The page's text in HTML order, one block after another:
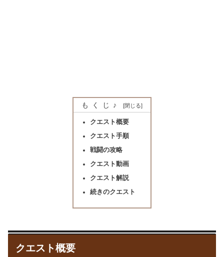
もくじ♪
クエスト概要
クエスト手順
戦闘の攻略
クエスト動画
クエスト解説
続きのクエスト
クエスト概要